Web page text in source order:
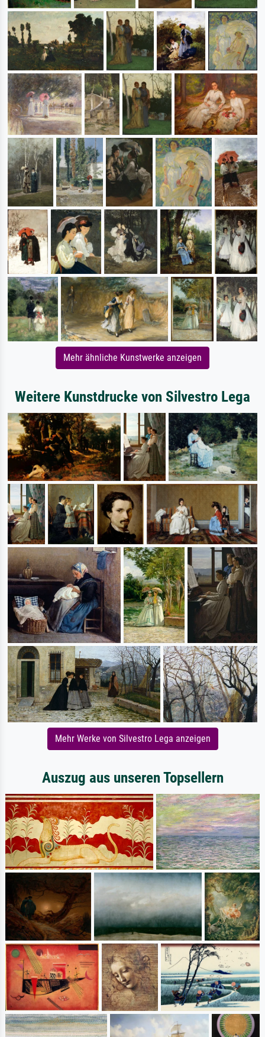
Mehr ähnliche Kunstwerke anzeigen
Weitere Kunstdrucke von Silvestro Lega
Mehr Werke von Silvestro Lega anzeigen
Auszug aus unseren Topsellern